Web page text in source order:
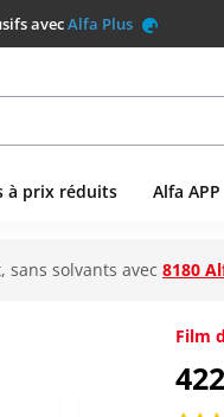
avecAlfa Plus
à prix réduits Alfa APP
sans solvants avec 8180
Film